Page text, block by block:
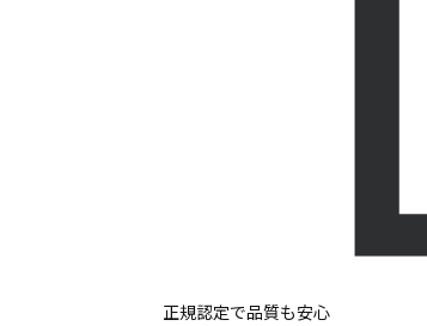
正規認定で品質も安心